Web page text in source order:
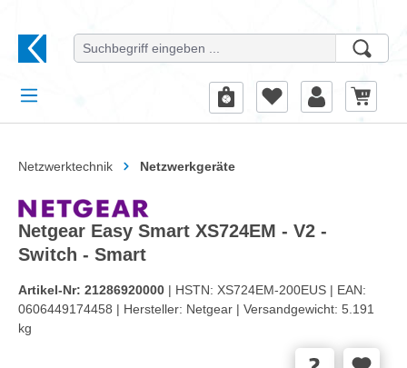
Netzwerktechnik Netzwerkgeräte
Netgear Easy Smart XS724EM - V2 -
Switch - Smart
Artikel-Nr: 21286920000 | HSTN: XS724EM-200EUS | EAN:
0606449174458 | Hersteller: Netgear | Versandgewicht: 5.191
kg